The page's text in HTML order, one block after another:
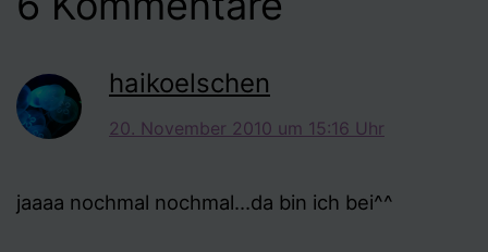
haikoelschen
20. November 2010 um 15:16 Uhr
jaaaa nochmal nochmal…da bin ich bei^^